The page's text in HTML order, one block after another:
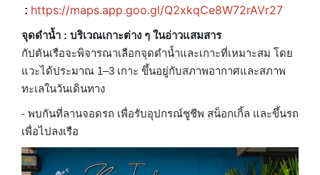
: https://maps.app.goo.gl/Q2xkqCe8W72rAVr27
จุดดำน้ำ : บริเวณเกาะต่าง ๆ ในอ่าวแสมสาร
กัปตันเรือจะพิจารณาเลือกจุดดำน้ำและเกาะที่เหมาะสม โดย
แวะได้ประมาณ 1–3 เกาะ ขึ้นอยู่กับสภาพอากาศและสภาพ
ทะเลในวันเดินทาง
- พบกันที่ลานจอดรถ​ เพื่อรับอุปกรณ์​ชูชีพ สน็อกเกิ้ล และขึ้นรถ
เพื่อไปลงเรือ